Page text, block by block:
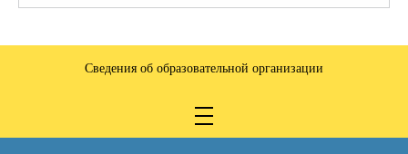
Сведения об образовательной организации